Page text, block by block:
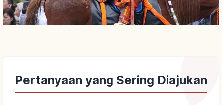
Pertanyaan yang Sering Diajukan